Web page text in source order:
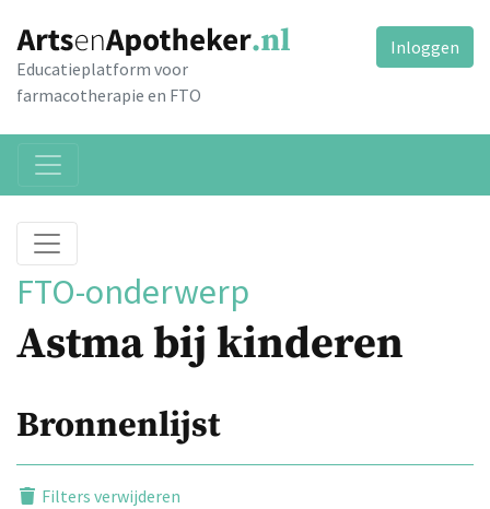
Educatieplatform voor
farmacotherapie en FTO
Inloggen
FTO-onderwerp
Astma bij kinderen
Bronnenlijst
Filters verwijderen